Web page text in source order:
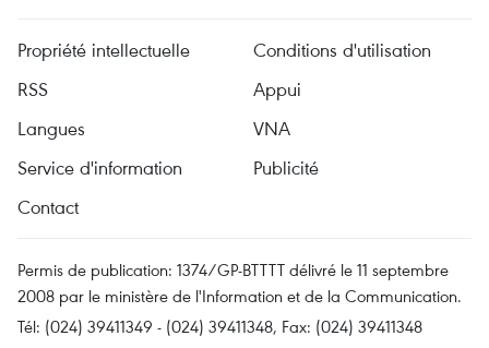
Propriété intellectuelle
Conditions d'utilisation
RSS
Appui
Langues
VNA
Service d'information
Publicité
Contact
Permis de publication: 1374/GP-BTTTT délivré le 11 septembre
2008 par le ministère de l'Information et de la Communication.
Tél: (024) 39411349 - (024) 39411348, Fax: (024) 39411348